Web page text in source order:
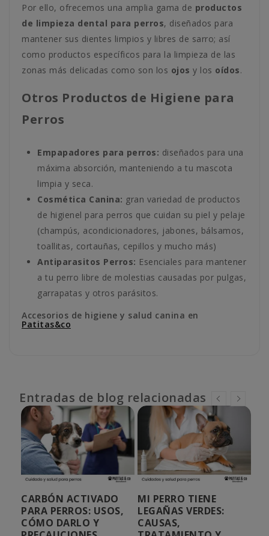
Por ello, ofrecemos una amplia gama de productos
de limpieza dental para perros, diseñados para
mantener sus dientes limpios y libres de sarro; así
como productos específicos para la limpieza de las
zonas más delicadas como son los ojos y los oídos.
Otros Productos de Higiene para
Perros
Empapadores para perros: diseñados para una
máxima absorción, manteniendo a tu mascota
limpia y seca.
Cosmética Canina: gran variedad de productos
de higienel para perros que cuidan su piel y pelaje
(champús, acondicionadores, jabones, bálsamos,
toallitas, cortauñas, cepillos y mucho más)
Antiparasitos Perros: Esenciales para mantener
a tu perro libre de molestias causadas por pulgas,
garrapatas y otros parásitos.
Accesorios de higiene y salud canina en
Patitas&co
Entradas de blog relacionadas
CARBÓN ACTIVADO
PARA PERROS: USOS,
CÓMO DARLO Y
MI PERRO TIENE
LEGAÑAS VERDES:
CAUSAS,